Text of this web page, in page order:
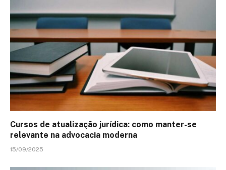
Cursos de atualização jurídica: como manter-se
relevante na advocacia moderna
15/09/2025